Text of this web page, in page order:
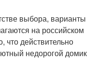
выбора, варианты
на российском
что действительно
недорогой домик